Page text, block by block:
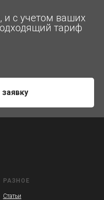
с учетом ваших
тариф
РАЗНОЕ
Статьи